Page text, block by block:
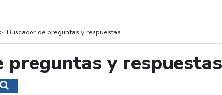
Buscador de preguntas y respuestas
preguntas y respuestas
opciones de búsqueda